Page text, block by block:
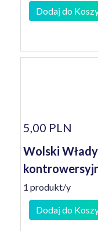
Dodaj do
5,00 PLN
Wolski
1 produkt/y
Dodaj do